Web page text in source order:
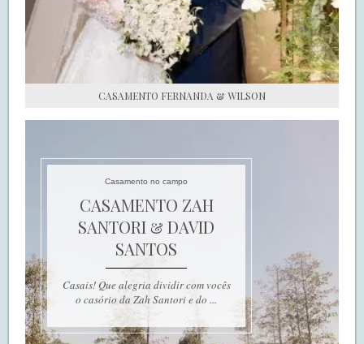
CASAMENTO FERNANDA & WILSON
Casamento no campo
CASAMENTO ZAH
SANTORI & DAVID
SANTOS
Casais! Que alegria dividir com vocês
o casório da Zah Santori e do ...